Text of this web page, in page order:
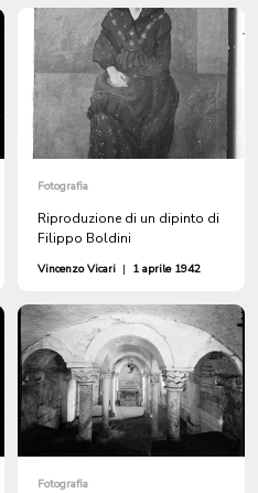
Fotografia
Riproduzione di un dipinto di
Filippo Boldini
Vincenzo Vicari | 1 aprile 1942
Fotografia